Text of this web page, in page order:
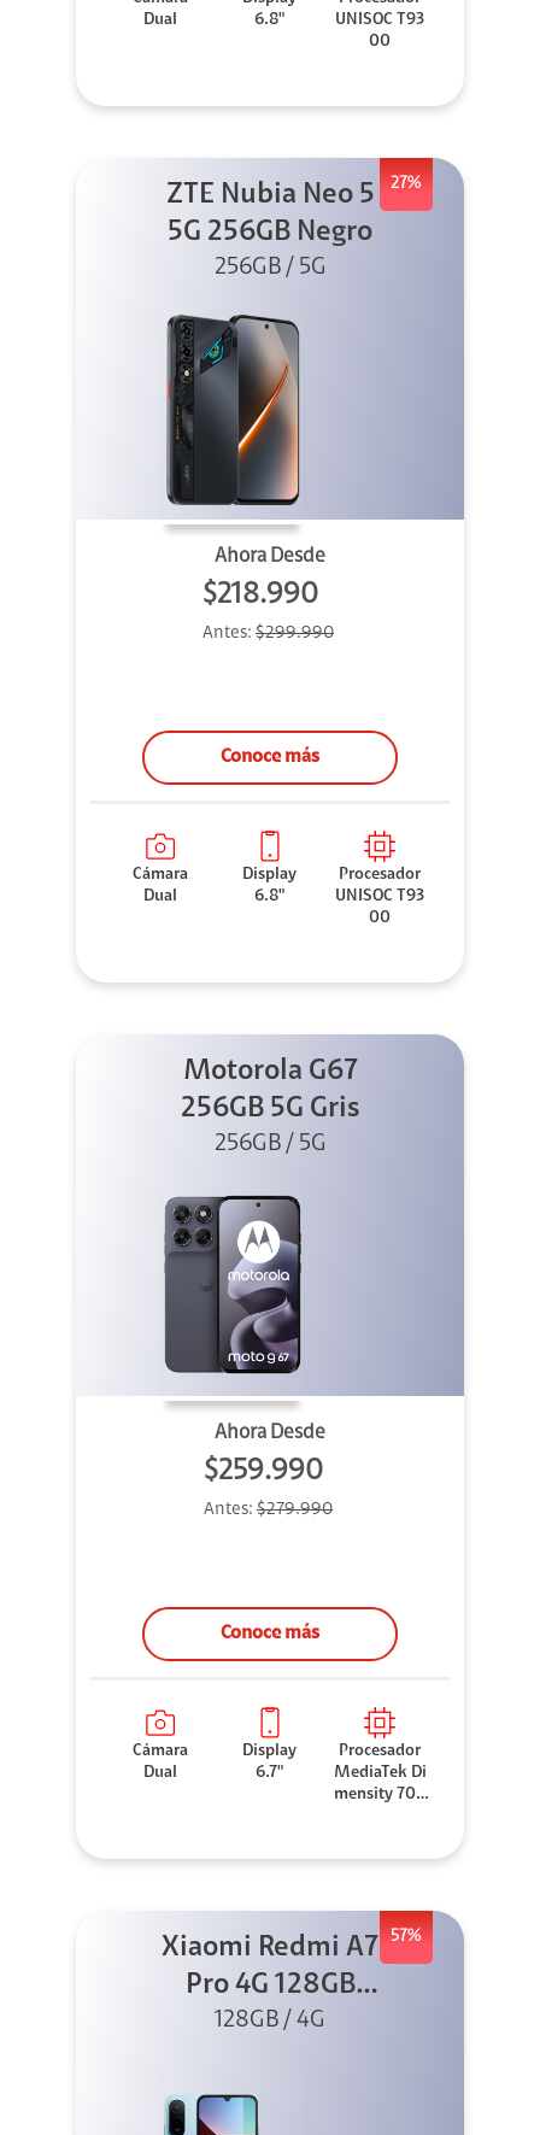
Dual
6.8"
UNISOC T93
00
27%
ZTE Nubia Neo 5
5G 256GB Negro
256GB / 5G
Ahora Desde
$218.990
Antes: $299.990
Conoce más
Cámara
Dual
Display
6.8"
Procesador
UNISOC T93
00
Motorola G67
256GB 5G Gris
256GB / 5G
Ahora Desde
$259.990
Antes: $279.990
Conoce más
Cámara
Dual
Display
6.7"
Procesador
MediaTek Di
mensity 706
57%
Xiaomi Redmi A7
Pro 4G 128GB
Azul + Cargador
128GB / 4G